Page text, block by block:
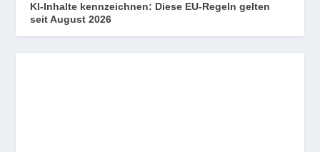
KI-Inhalte kennzeichnen: Diese EU-Regeln gelten
seit August 2026